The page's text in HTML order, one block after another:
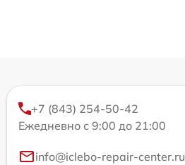
+7 (843) 254-50-42
Ежедневно с 9:00 до 21:00
info@iclebo-repair-center.ru